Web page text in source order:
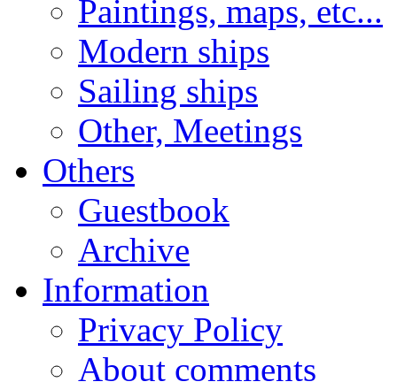
Paintings, maps, etc...
Modern ships
Sailing ships
Other, Meetings
Others
Guestbook
Archive
Information
Privacy Policy
About comments